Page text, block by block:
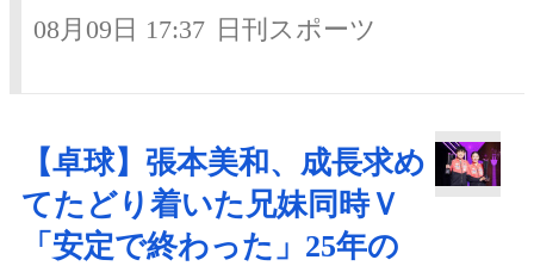
08月09日 17:37 日刊スポーツ
【卓球】張本美和、成長求め
てたどり着いた兄妹同時Ｖ
「安定で終わった」25年の